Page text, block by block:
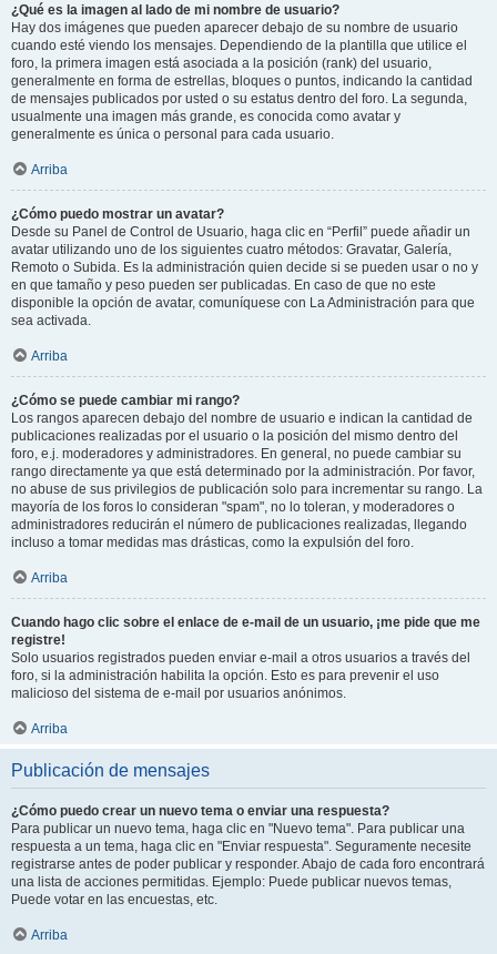
¿Qué es la imagen al lado de mi nombre de usuario?
Hay dos imágenes que pueden aparecer debajo de su nombre de usuario
cuando esté viendo los mensajes. Dependiendo de la plantilla que utilice el
foro, la primera imagen está asociada a la posición (rank) del usuario,
generalmente en forma de estrellas, bloques o puntos, indicando la cantidad
de mensajes publicados por usted o su estatus dentro del foro. La segunda,
usualmente una imagen más grande, es conocida como avatar y
generalmente es única o personal para cada usuario.
Arriba
¿Cómo puedo mostrar un avatar?
Desde su Panel de Control de Usuario, haga clic en “Perfil” puede añadir un
avatar utilizando uno de los siguientes cuatro métodos: Gravatar, Galería,
Remoto o Subida. Es la administración quien decide si se pueden usar o no y
en que tamaño y peso pueden ser publicadas. En caso de que no este
disponible la opción de avatar, comuníquese con La Administración para que
sea activada.
Arriba
¿Cómo se puede cambiar mi rango?
Los rangos aparecen debajo del nombre de usuario e indican la cantidad de
publicaciones realizadas por el usuario o la posición del mismo dentro del
foro, e.j. moderadores y administradores. En general, no puede cambiar su
rango directamente ya que está determinado por la administración. Por favor,
no abuse de sus privilegios de publicación solo para incrementar su rango. La
mayoría de los foros lo consideran "spam", no lo toleran, y moderadores o
administradores reducirán el número de publicaciones realizadas, llegando
incluso a tomar medidas mas drásticas, como la expulsión del foro.
Arriba
Cuando hago clic sobre el enlace de e-mail de un usuario, ¡me pide que me
registre!
Solo usuarios registrados pueden enviar e-mail a otros usuarios a través del
foro, si la administración habilita la opción. Esto es para prevenir el uso
malicioso del sistema de e-mail por usuarios anónimos.
Arriba
Publicación de mensajes
¿Cómo puedo crear un nuevo tema o enviar una respuesta?
Para publicar un nuevo tema, haga clic en "Nuevo tema". Para publicar una
respuesta a un tema, haga clic en "Enviar respuesta". Seguramente necesite
registrarse antes de poder publicar y responder. Abajo de cada foro encontrará
una lista de acciones permitidas. Ejemplo: Puede publicar nuevos temas,
Puede votar en las encuestas, etc.
Arriba